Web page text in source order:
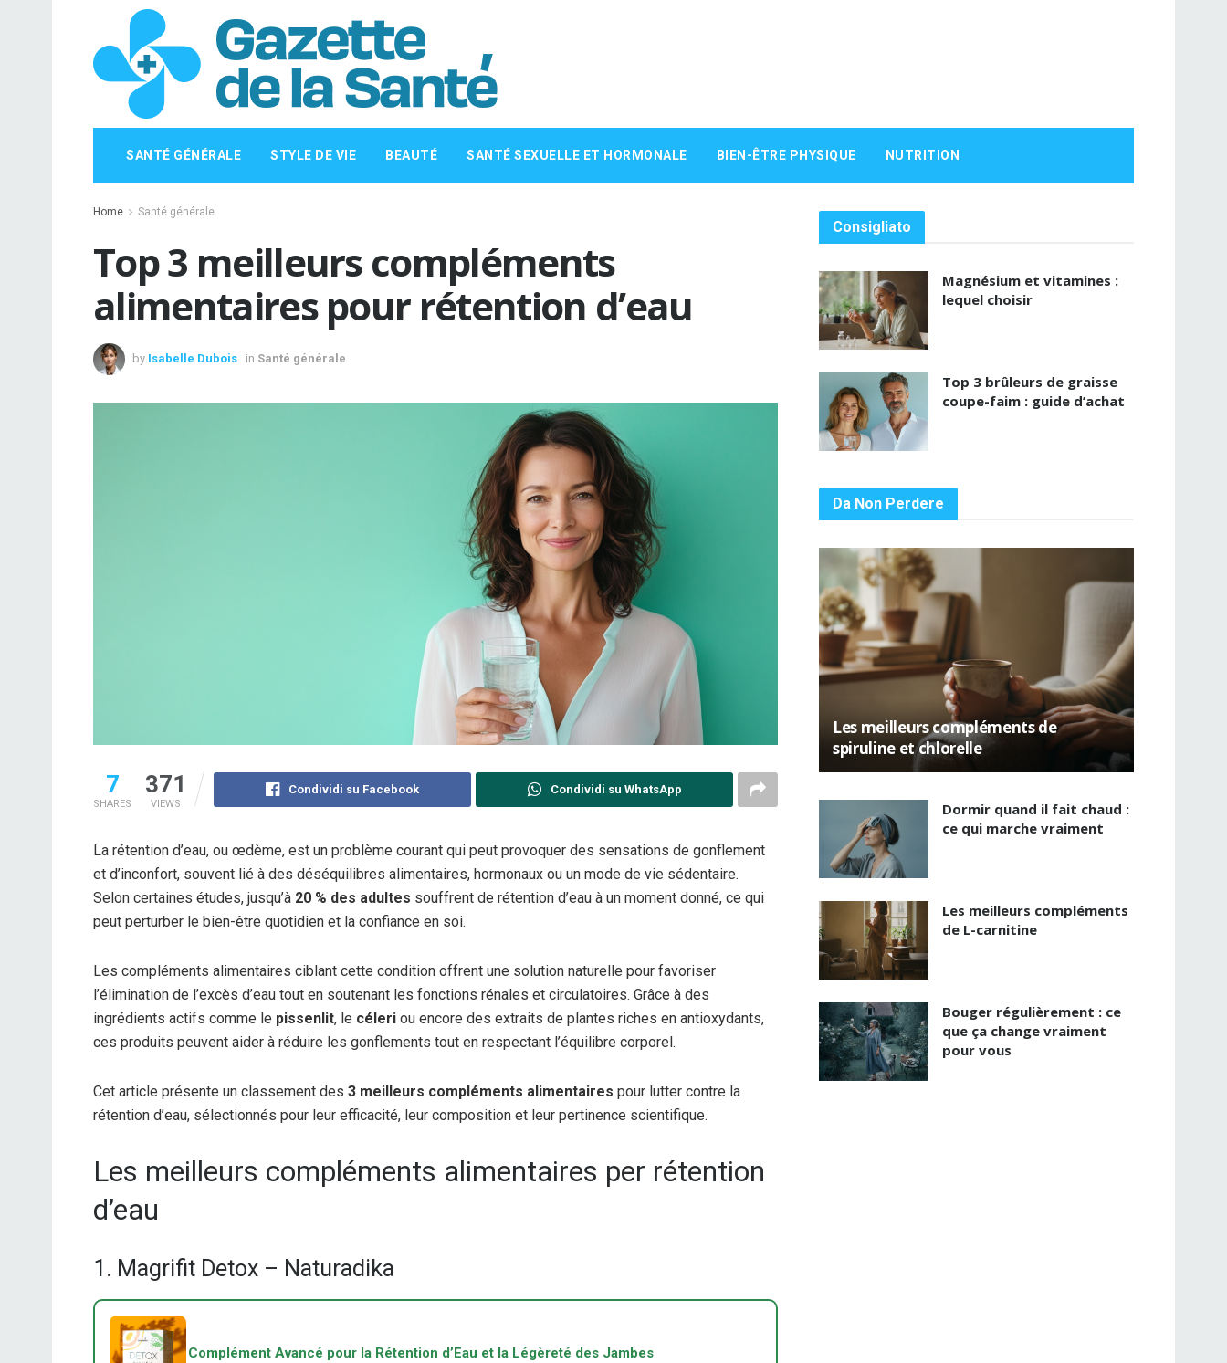
SANTÉ GÉNÉRALE STYLE DE VIE BEAUTÉ SANTÉ SEXUELLE ET HORMONALE BIEN-ÊTRE PHYSIQUE NUTRITION
Home Santé générale
Top 3 meilleurs compléments
alimentaires pour rétention d’eau
by Isabelle Dubois in Santé générale
7
SHARES
371
VIEWS
Condividi su Facebook Condividi su WhatsApp
La rétention d’eau, ou œdème, est un problème courant qui peut provoquer des sensations de gonflement
et d’inconfort, souvent lié à des déséquilibres alimentaires, hormonaux ou un mode de vie sédentaire.
Selon certaines études, jusqu’à 20 % des adultes souffrent de rétention d’eau à un moment donné, ce qui
peut perturber le bien-être quotidien et la confiance en soi.
Les compléments alimentaires ciblant cette condition offrent une solution naturelle pour favoriser
l’élimination de l’excès d’eau tout en soutenant les fonctions rénales et circulatoires. Grâce à des
ingrédients actifs comme le pissenlit, le céleri ou encore des extraits de plantes riches en antioxydants,
ces produits peuvent aider à réduire les gonflements tout en respectant l’équilibre corporel.
Cet article présente un classement des 3 meilleurs compléments alimentaires pour lutter contre la
rétention d’eau, sélectionnés pour leur efficacité, leur composition et leur pertinence scientifique.
Les meilleurs compléments alimentaires per rétention
d’eau
1. Magrifit Detox – Naturadika
Complément Avancé pour la Rétention d’Eau et la Légèreté des Jambes
Consigliato
Magnésium et vitamines :
lequel choisir
Top 3 brûleurs de graisse
coupe-faim : guide d’achat
Da Non Perdere
Les meilleurs compléments de
spiruline et chlorelle
Dormir quand il fait chaud :
ce qui marche vraiment
Les meilleurs compléments
de L-carnitine
Bouger régulièrement : ce
que ça change vraiment
pour vous